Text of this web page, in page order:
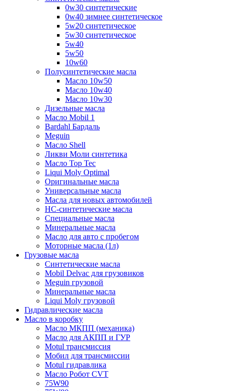
0w30 синтетические
0w40 зимнее синтетическое
5w20 синтетическое
5w30 синтетическое
5w40
5w50
10w60
Полусинтетические масла
Масло 10w50
Масло 10w40
Масло 10w30
Дизельные масла
Масло Mobil 1
Bardahl Бардаль
Meguin
Масло Shell
Ликви Моли синтетика
Масло Top Tec
Liqui Moly Optimal
Оригинальные масла
Универсальные масла
Масла для новых автомобилей
HC-синтетические масла
Специальные масла
Минеральные масла
Масло для авто с пробегом
Моторные масла (1л)
Грузовые масла
Синтетические масла
Mobil Delvac для грузовиков
Meguin грузовой
Минеральные масла
Liqui Moly грузовой
Гидравлические масла
Масло в коробку
Масло МКПП (механика)
Масло для АКПП и ГУР
Motul трансмиссия
Мобил для трансмиссии
Motul гидравлика
Масло Робот CVT
75W90